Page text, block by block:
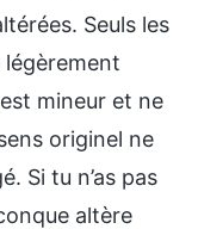
Seuls les
mineur et ne
originel ne
Si tu n’as pas
altère